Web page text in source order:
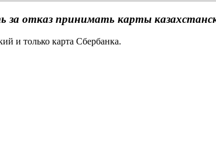
отказ принимать карты
и только карта Сбербанка.